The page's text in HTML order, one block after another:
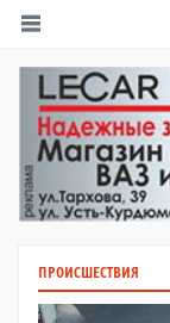
ПРОИСШЕСТВИЯ